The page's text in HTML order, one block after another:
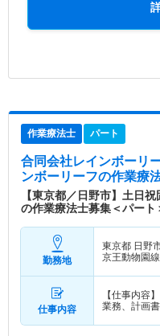
作業療法士 パート
合同会社レインボーリ
ンボーリーフの作業療
【東京都／日野市】土日
の作業療法士募集＜パート
勤務地
東京都 日野
京王動物園
仕事内容
【仕事内容
業務、計画